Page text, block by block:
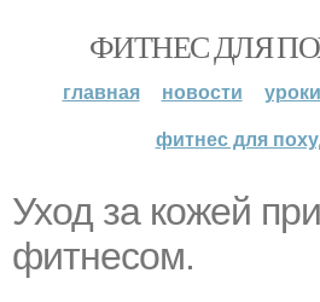
ФИТНЕС ДЛЯ
главная новости уроки
фитнес для
Уход за кожей
фитнесом.